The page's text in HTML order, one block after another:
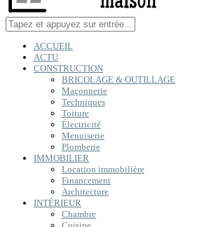
ACCUEIL
ACTU
CONSTRUCTION
BRICOLAGE & OUTILLAGE
Maçonnerie
Techniques
Toiture
Électricité
Menuiserie
Plomberie
IMMOBILIER
Location immobilière
Financement
Architecture
INTÉRIEUR
Chambre